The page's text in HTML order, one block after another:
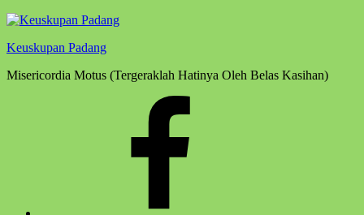
Keuskupan Padang
Misericordia Motus (Tergeraklah Hatinya Oleh Belas Kasihan)